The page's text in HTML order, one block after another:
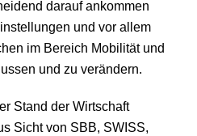
darauf ankommen
und vor allem
im Bereich Mobilität und
und zu verändern.
Stand der Wirtschaft
Sicht von SBB, SWISS,